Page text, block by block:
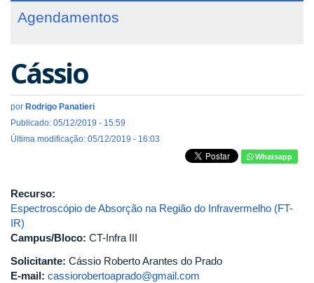
Agendamentos
Cássio
por Rodrigo Panatieri
Publicado: 05/12/2019 - 15:59
Última modificação: 05/12/2019 - 16:03
Whatsapp
Recurso:
Espectroscópio de Absorção na Região do Infravermelho (FT-
IR)
Campus/Bloco: CT-Infra III
Solicitante: Cássio Roberto Arantes do Prado
E-mail: cassiorobertoaprado@gmail.com